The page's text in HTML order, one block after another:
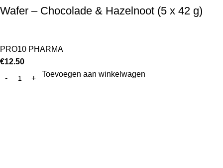
Wafer – Chocolade & Hazelnoot (5 x 42 g)
PRO10 PHARMA
€12.50
Toevoegen aan winkelwagen